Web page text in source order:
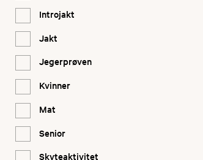
Introjakt
Jakt
Jegerprøven
Kvinner
Mat
Senior
Skyteaktivitet